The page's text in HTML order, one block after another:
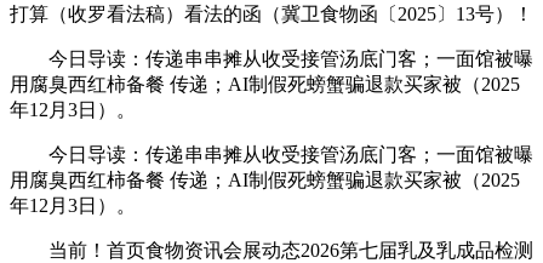
打算（收罗看法稿）看法的函（冀卫食物函〔2025〕13号）！
今日导读：传递串串摊从收受接管汤底门客；一面馆被曝
用腐臭西红柿备餐 传递；AI制假死螃蟹骗退款买家被（2025
年12月3日）。
今日导读：传递串串摊从收受接管汤底门客；一面馆被曝
用腐臭西红柿备餐 传递；AI制假死螃蟹骗退款买家被（2025
年12月3日）。
当前！首页食物资讯会展动态2026第七届乳及乳成品检测